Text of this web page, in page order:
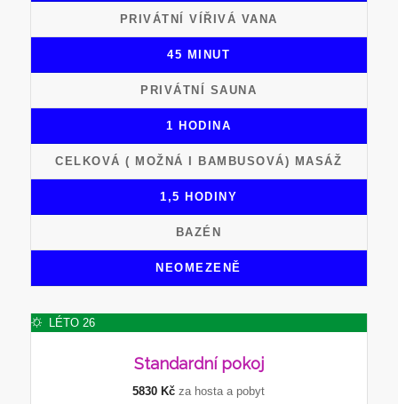
PRIVÁTNÍ VÍŘIVÁ VANA
45 MINUT
PRIVÁTNÍ SAUNA
1 HODINA
CELKOVÁ ( MOŽNÁ I BAMBUSOVÁ) MASÁŽ
1,5 HODINY
BAZÉN
NEOMEZENĚ
LÉTO 26
Standardnípokoj
5830 Kč za hosta a pobyt